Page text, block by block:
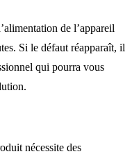
de l’appareil
Si le défaut réapparaît, il
qui pourra vous
nécessite des